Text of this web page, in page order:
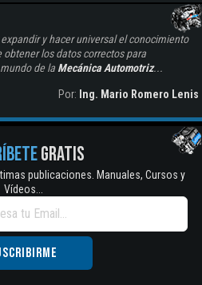
y hacer universal el conocimiento
los datos correctos para
de la Mecánica Automotriz...
Por: Ing. Mario Romero Lenis
GRATIS
publicaciones. Manuales, Cursos y
Vídeos...